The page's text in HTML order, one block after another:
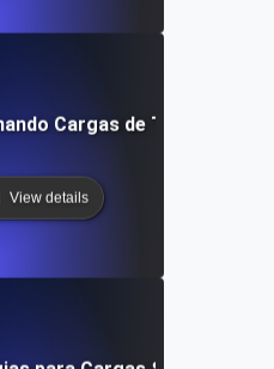
Cargas de
View details